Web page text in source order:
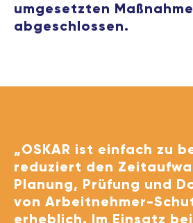
umgesetzten
abgeschlossen.
„OSKAR ist einfach zu
reduziert den
Planung, Prüfung und
von Arbeitnehmer-
erheblich. Im Einsatz